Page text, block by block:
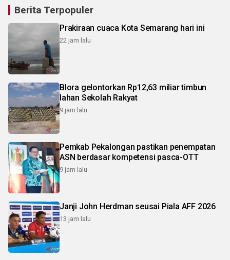
Berita Terpopuler
Prakiraan cuaca Kota Semarang hari ini
22 jam lalu
Blora gelontorkan Rp12,63 miliar timbun
lahan Sekolah Rakyat
9 jam lalu
Pemkab Pekalongan pastikan penempatan
ASN berdasar kompetensi pasca-OTT
9 jam lalu
Janji John Herdman seusai Piala AFF 2026
13 jam lalu